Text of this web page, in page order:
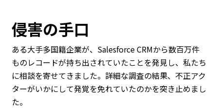
侵害の手口
ある大手多国籍企業が、Salesforce CRMから数百万件
ものレコードが持ち出されていたことを発見し、私たち
に相談を寄せてきました。詳細な調査の結果、不正アク
ターがいかにして発覚を免れていたのかを突き止めまし
た。